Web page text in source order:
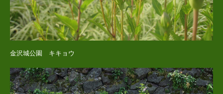
金沢城公園 キキョウ